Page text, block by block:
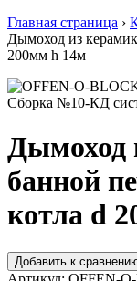
Главная страница ›
Дымоход из
200мм h 14м
Сборка №10-КД
Дымоход
банной
котла d
Добавить к